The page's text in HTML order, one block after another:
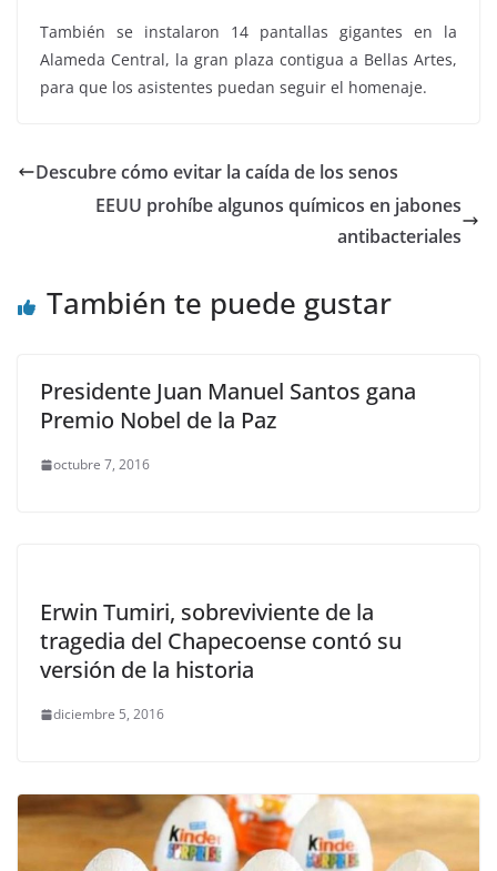
También se instalaron 14 pantallas gigantes en la
Alameda Central, la gran plaza contigua a Bellas Artes,
para que los asistentes puedan seguir el homenaje.
Descubre cómo evitar la caída de los senos
EEUU prohíbe algunos químicos en jabones
antibacteriales
También te puede gustar
Presidente Juan Manuel Santos gana
Premio Nobel de la Paz
octubre 7, 2016
Erwin Tumiri, sobreviviente de la
tragedia del Chapecoense contó su
versión de la historia
diciembre 5, 2016